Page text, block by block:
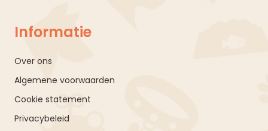
Informatie
Over ons
Algemene voorwaarden
Cookie statement
Privacybeleid